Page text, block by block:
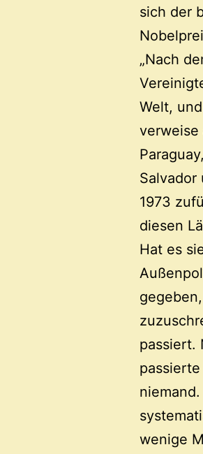
sich der
„Nach
Welt,
verweise
Salvador
1973
diesen
Hat es
passiert.
wenige